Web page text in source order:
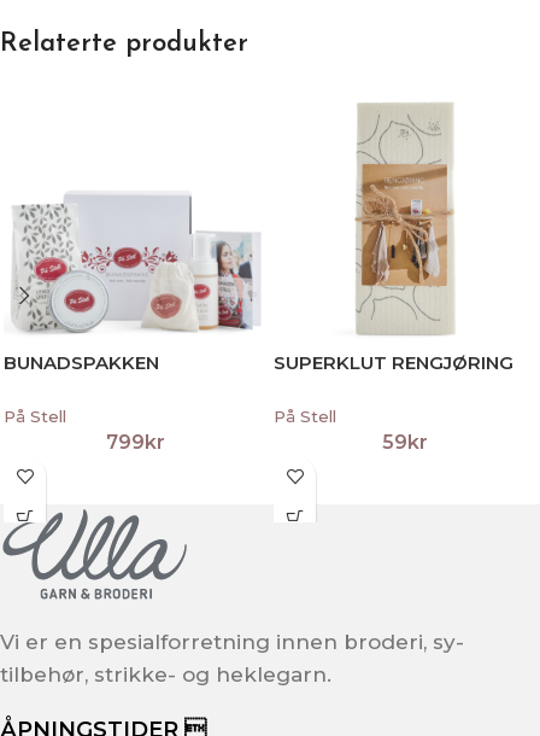
Relaterte produkter
BUNADSPAKKEN
På Stell
799kr
SUPERKLUT RENGJØRING
På Stell
59kr
Vi er en spesialforretning innen broderi, sy-
tilbehør, strikke- og heklegarn.
ÅPNINGSTIDER 